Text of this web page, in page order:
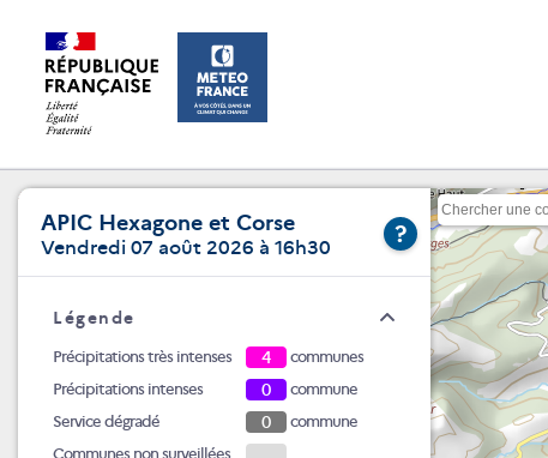
APIC Hexagone et Corse
Vendredi 07 août 2026 à 16h30 ?
Légende
Précipitations très intenses 4
communes
Précipitations intenses
0
commune
Service dégradé
0
commune
Communes non surveillées